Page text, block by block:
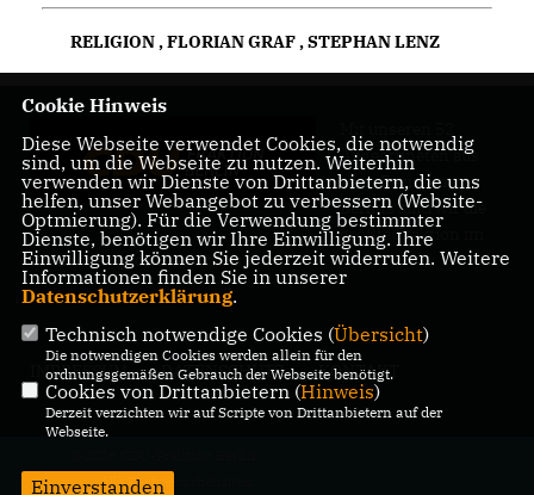
RELIGION,FLORIAN GRAF,STEPHAN LENZ
Abgeordneten aus
allen Bezirken
Berlins sind wir die
größte Fraktion im
Berliner Abgeordnetenhaus.
IMPRESSUM DATENSCHUTZ KONTAKT
Alle Rechte vorbehalten.
Cookie Hinweis
Diese Webseite verwendet Cookies, die notwendig
sind, um die Webseite zu nutzen. Weiterhin
verwenden wir Dienste von Drittanbietern, die uns
helfen, unser Webangebot zu verbessern (Website-
Optmierung). Für die Verwendung bestimmter
Dienste, benötigen wir Ihre Einwilligung. Ihre
Einwilligung können Sie jederzeit widerrufen. Weitere
Informationen finden Sie in unserer
Datenschutzerklärung.
Technisch notwendige Cookies (Übersicht)
Die notwendigen Cookies werden allein für den
ordnungsgemäßen Gebrauch der Webseite benötigt.
Cookies von Drittanbietern (Hinweis)
Derzeit verzichten wir auf Scripte von Drittanbietern auf der
Webseite.
Einverstanden